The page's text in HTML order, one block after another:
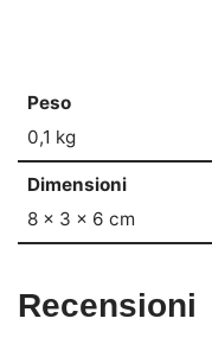
Peso
0,1 kg
Dimensioni
8 × 3 × 6 cm
Recensioni